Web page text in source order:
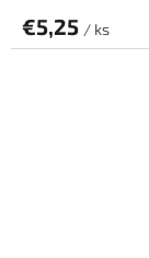
€5,25 / ks